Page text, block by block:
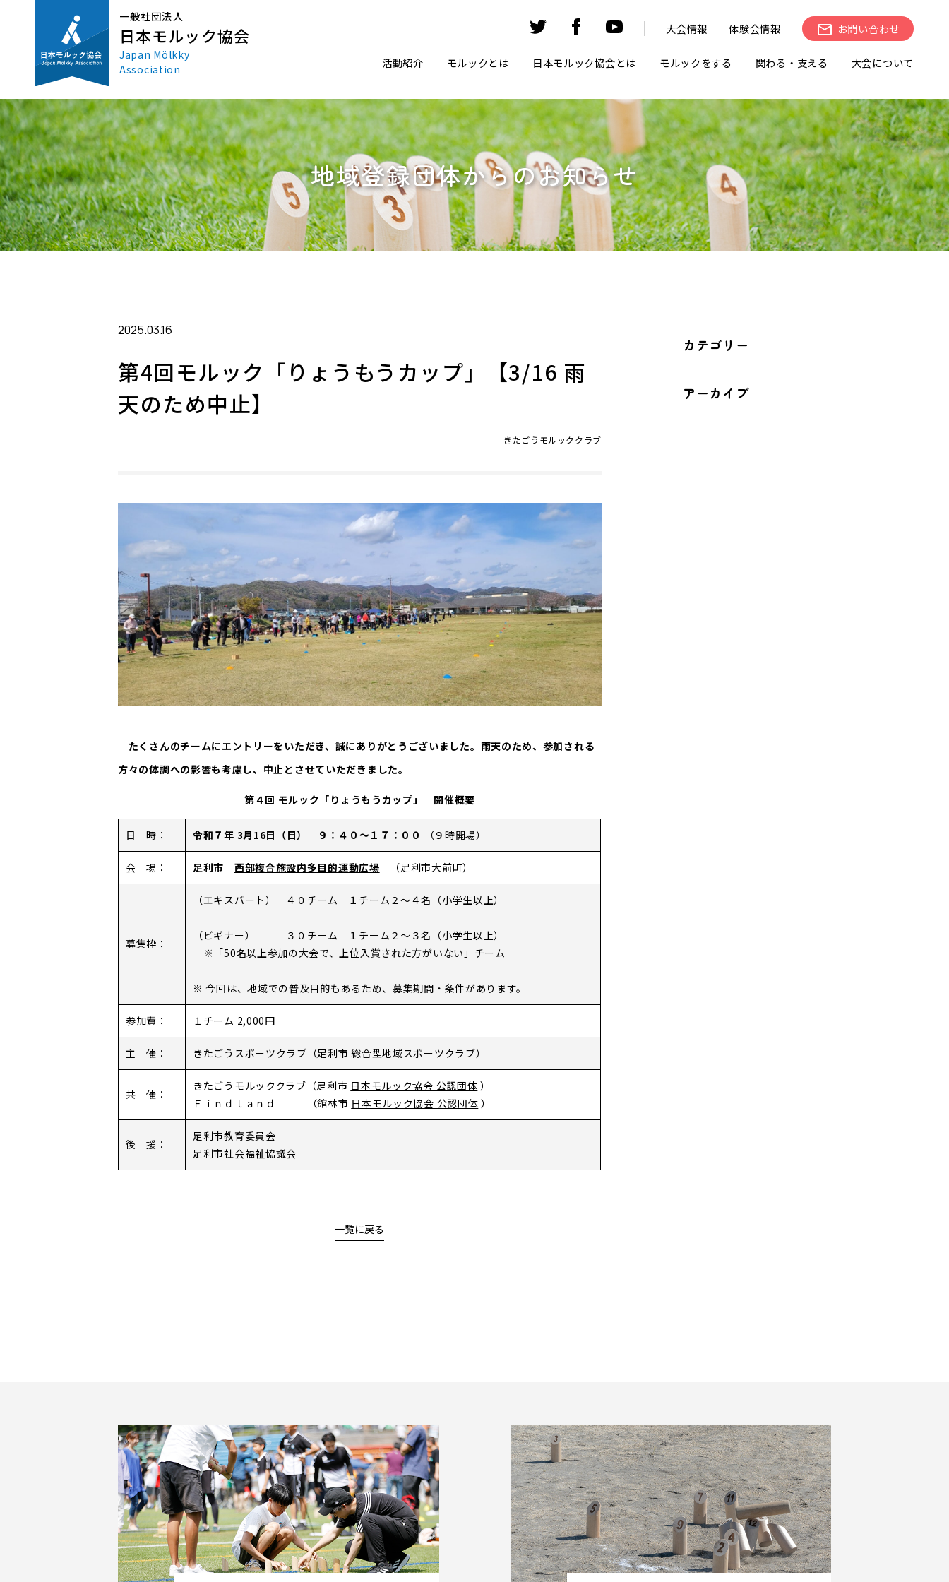
一般社団法人
日本モルック協会
Japan Mölkky
Association
大会情報 体験会情報 お問い合わせ
活動紹介 モルックとは 日本モルック協会とは モルックをする 関わる・支える 大会について
地域登録団体からのお知らせ
2025.03.16
第4回モルック「りょうもうカップ」【3/16 雨
天のため中止】
きたごうモルッククラブ
たくさんのチームにエントリーをいただき、誠にありがとうございました。雨天のため、参加される
方々の体調への影響も考慮し、中止とさせていただきました。
第４回 モルック「りょうもうカップ」 開催概要
日 時： 令和７年 3月16日（日） ９：４０～１７：００ （９時開場）
会 場： 足利市 西部複合施設内多目的運動広場 （足利市大前町）
募集枠：
（エキスパート） ４０チーム １チーム２～４名（小学生以上）
（ビギナー） ３０チーム １チーム２～３名（小学生以上）
※「50名以上参加の大会で、上位入賞された方がいない」チーム
※ 今回は、地域での普及目的もあるため、募集期間・条件があります。
参加費： １チーム 2,000円
主 催： きたごうスポーツクラブ （足利市 総合型地域スポーツクラブ）
共 催：
きたごうモルッククラブ （足利市 日本モルック協会 公認団体 ）
Ｆｉｎｄｌａｎｄ
（館林市 日本モルック協会 公認団体 ）
後 援：
足利市教育委員会
足利市社会福祉協議会
一覧に戻る
カテゴリー
アーカイブ